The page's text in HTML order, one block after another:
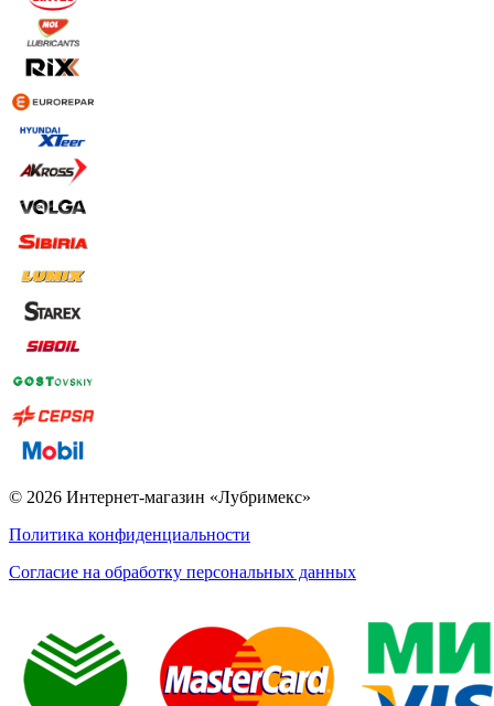
© 2026 Интернет-магазин «Лубримекс»
Политика конфиденциальности
Согласие на обработку персональных данных